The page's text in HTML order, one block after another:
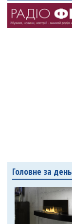
Головне за день